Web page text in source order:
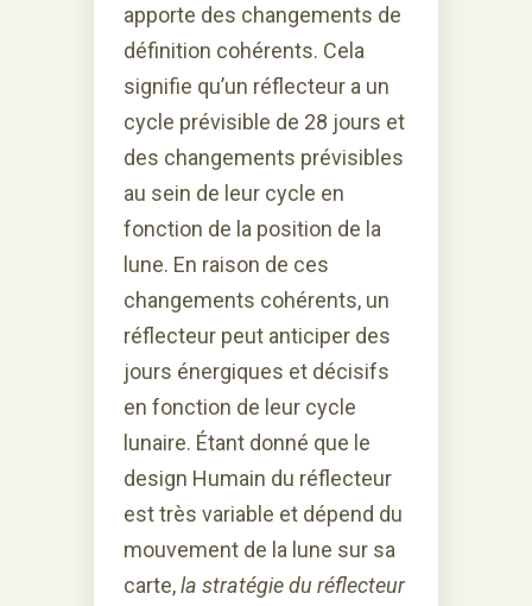
apporte des changements de
définition cohérents. Cela
signifie qu’un réflecteur a un
cycle prévisible de 28 jours et
des changements prévisibles
au sein de leur cycle en
fonction de la position de la
lune. En raison de ces
changements cohérents, un
réflecteur peut anticiper des
jours énergiques et décisifs
en fonction de leur cycle
lunaire. Étant donné que le
design Humain du réflecteur
est très variable et dépend du
mouvement de la lune sur sa
carte,la stratégie du réflecteur